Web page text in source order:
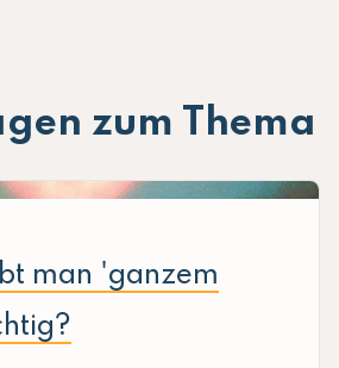
zum Thema
man 'ganzem